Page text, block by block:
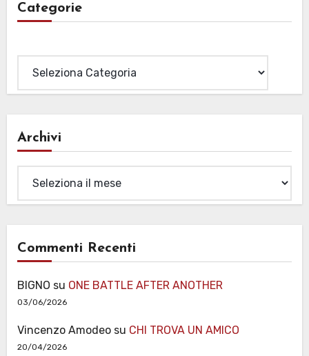
Categorie
Archivi
Commenti Recenti
BIGNO su ONE BATTLE AFTER ANOTHER
03/06/2026
Vincenzo Amodeosu CHI TROVA UN AMICO
20/04/2026